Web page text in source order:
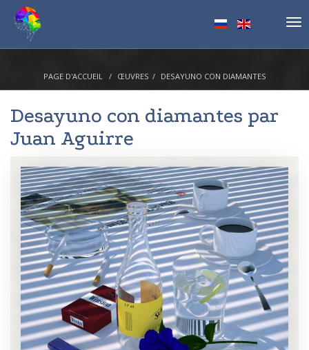
PAGE D'ACCUEIL ŒUVRES DESAYUNO CON DIAMANTES
Desayuno con diamantes par
Juan Aguirre